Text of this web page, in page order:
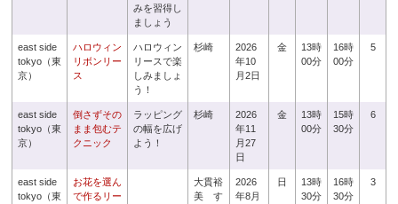
みを習得し
ましょう
east side
tokyo（東
京）
ハロウィン
リボンリー
ス
ハロウィン
リースで楽
しみましょ
う！
杉崎
2026
年10
月2日
金
13時
00分
16時
00分
5
east side
tokyo（東
京）
倒さずその
まま包むテ
クニック
ラッピング
の幅を広げ
よう！
杉崎
2026
年11
月27
日
金
13時
00分
15時
30分
6
east side
tokyo（東
お花を選ん
で作るリー
大貫裕
美 す
2026
年8月
日
13時
30分
16時
30分
3